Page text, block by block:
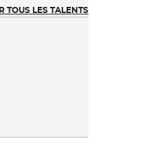
TOUS LES TALENTS